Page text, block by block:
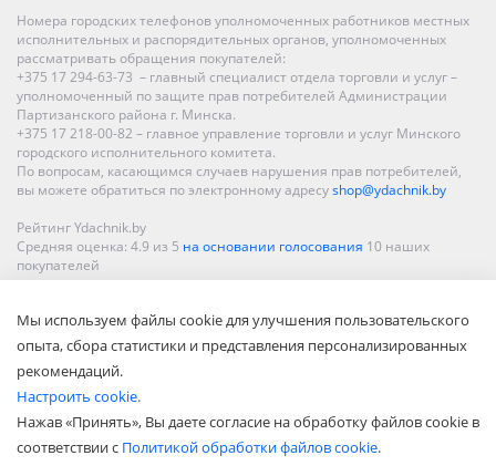
Номера городских телефонов уполномоченных работников местных
исполнительных и распорядительных органов, уполномоченных
рассматривать обращения покупателей:
+375 17 294-63-73 – главный специалист отдела торговли и услуг –
уполномоченный по защите прав потребителей Администрации
Партизанского района г. Минска.
+375 17 218-00-82 – главное управление торговли и услуг Минского
городского исполнительного комитета.
По вопросам, касающимся случаев нарушения прав потребителей,
вы можете обратиться по электронному адресуshop@ydachnik.by
Рейтинг Ydachnik.by
Средняя оценка: 4.9 из 5 на основании голосования 10 наших
покупателей
Гродно, Могилеве, Бобруйске, Барановичах, Молодечно,
Новополоцке, Пинске, Солигорске. При заказе в интернет-магазине
доставка осуществляется по всей Беларуси.
Мы используем файлы cookie для улучшения пользовательского
опыта, сбора статистики и представления персонализированных
рекомендаций.
Настроить cookie.
Нажав «Принять», Вы даете согласие на обработку файлов cookie в
соответствии с Политикой обработки файлов cookie.